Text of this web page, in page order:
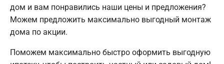
дом и вам понравились наши цены и предложения?
Можем предложить максимально выгодный монтаж
дома по акции.
Поможем максимально быстро оформить выгодную